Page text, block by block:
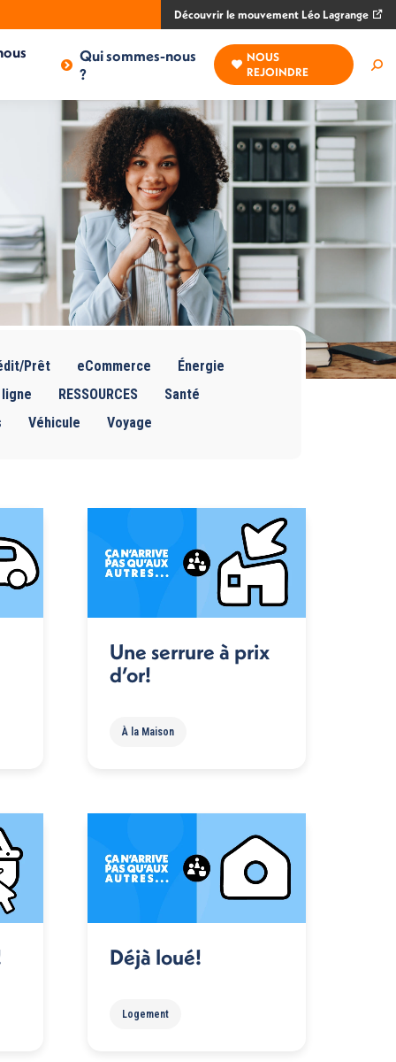
Découvrir le mouvement Léo Lagrange
Qui sommes-nous
?
NOUS
REJOINDRE
Prêt eCommerce
Énergie
RESSOURCES
Santé
Véhicule Voyage
Une serrure à prix
d’or!
À la Maison
Déjà loué!
Logement